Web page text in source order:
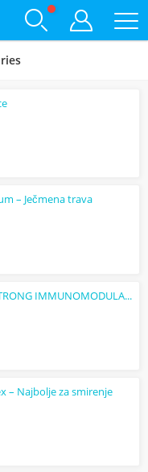
– Ječmena trava
AHCC Complex – STRONG IMMUNOMODULATOR
– Najbolje za smirenje